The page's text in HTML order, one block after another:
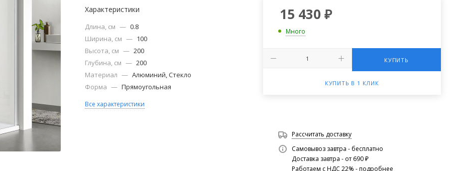
Характеристики
Длина, см — 0.8
Ширина, см — 100
Высота, см — 200
Глубина, см — 200
Материал — Алюминий, Стекло
Форма — Прямоугольная
Все характеристики
15 430 ₽
Много
КУПИТЬ
КУПИТЬ В 1 КЛИК
Рассчитать доставку
Самовывоз завтра - бесплатно
Доставка завтра - от 690 ₽
Работаем с НДС 22% -подробнее